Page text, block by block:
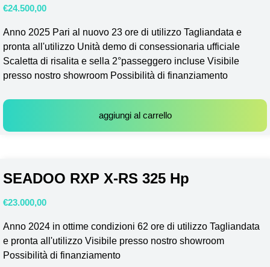
€24.500,00
Anno 2025 Pari al nuovo 23 ore di utilizzo Tagliandata e
pronta all'utilizzo Unità demo di consessionaria ufficiale
Scaletta di risalita e sella 2°passeggero incluse Visibile
presso nostro showroom Possibilità di finanziamento
aggiungi al carrello
SEADOO RXP X-RS 325 Hp
€23.000,00
Anno 2024 in ottime condizioni 62 ore di utilizzo Tagliandata
e pronta all'utilizzo Visibile presso nostro showroom
Possibilità di finanziamento